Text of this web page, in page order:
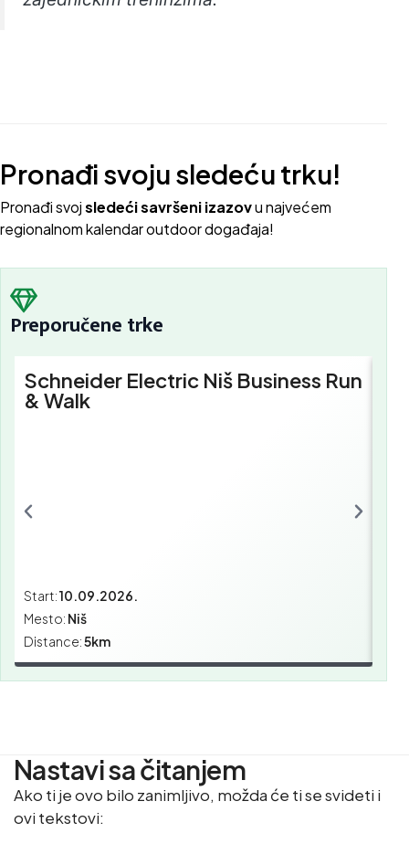
Pronađi svoju sledeću trku!
Pronađi svojsledeći savršeni izazovu najvećem
regionalnom kalendar outdoor događaja!
Preporučene trke
Schneider Electric Niš Business Run
& Walk
Start:10.09.2026.
Mesto: Niš
Distance:5km
Nastavi sa čitanjem
Ako ti je ovo bilo zanimljivo, možda će ti se svideti i
ovi tekstovi: